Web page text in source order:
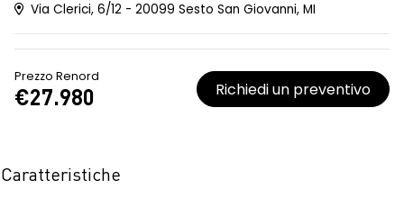
Via Clerici, 6/12 - 20099 Sesto San Giovanni, MI
Prezzo Renord
€27.980 Richiedi un preventivo
Caratteristiche